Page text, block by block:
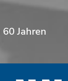
Jahren